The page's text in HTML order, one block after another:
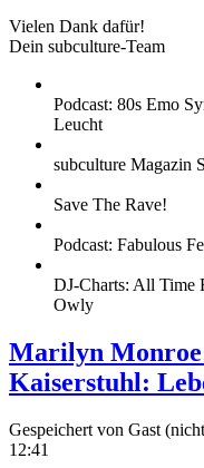
Vielen Dank dafür!
Dein subculture-Team
Podcast: 80s Emo
Leucht
subculture Magazin
Save The Rave!
Podcast: Fabulous
DJ-Charts: All Time
Owly
Marilyn Monroe
Kaiserstuhl:
Gespeichert von Gast
12:41